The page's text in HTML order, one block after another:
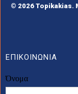
© 2026 Topikakias.
ΕΠΙΚΟΙΝΩΝΙΑ
Όνομα